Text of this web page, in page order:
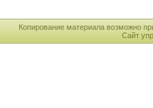
Копирование материала возможно
Сайт